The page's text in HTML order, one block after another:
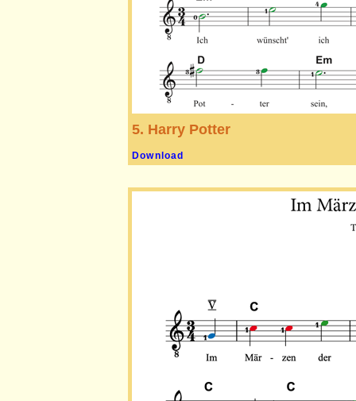
5. Harry Potter
Download